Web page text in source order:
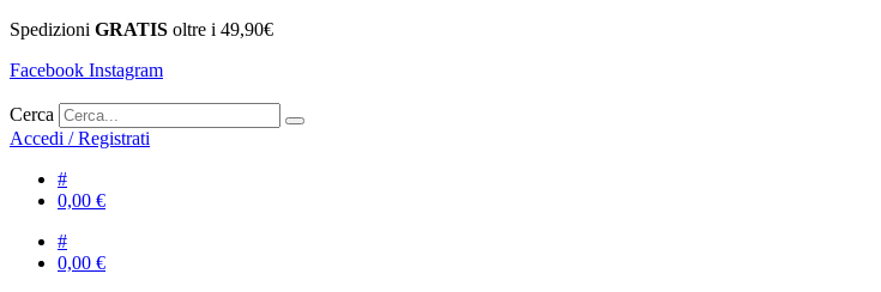
Spedizioni GRATIS oltre i 49,90€
Facebook Instagram
Cerca
Accedi / Registrati
#
0,00 €
#
0,00 €